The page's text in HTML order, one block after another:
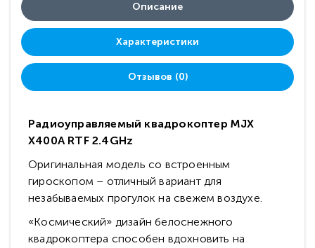
Описание
Характеристики
Отзывов (0)
Радиоуправляемый квадрокоптер MJX
X400A RTF 2.4GHz
Оригинальная модель со встроенным
гироскопом – отличный вариант для
незабываемых прогулок на свежем воздухе.
«Космический» дизайн белоснежного
квадрокоптера способен вдохновить на